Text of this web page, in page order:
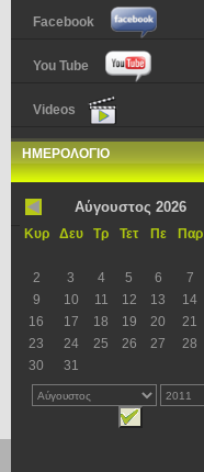
Facebook
You Tube
Videos
ΗΜΕΡΟΛΟΓΙΟ
Αύγουστος 2026
Κυρ Δευ Τρ Τετ Πε Παρ
2
3 4 5 6 7
9
10 11 12 13 14
16
17 18 19 20 21
23
24 25 26 27 28
30
31